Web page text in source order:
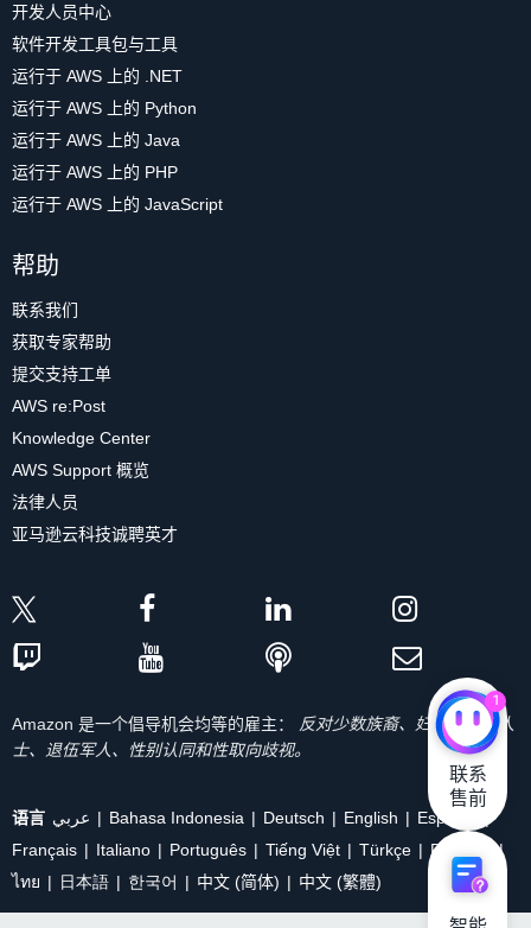
开发人员中心
软件开发工具包与工具
运行于 AWS 上的 .NET
运行于 AWS 上的 Python
运行于 AWS 上的 Java
运行于 AWS 上的 PHP
运行于 AWS 上的 JavaScript
帮助
联系我们
获取专家帮助
提交支持工单
AWS re:Post
Knowledge Center
AWS Support 概览
法律人员
亚马逊云科技诚聘英才
Amazon 是一个倡导机会均等的雇主：
反对少数族裔、妇女、残疾人
士、退伍军人、性别认同和性取向歧视。
语言 عربي Bahasa Indonesia Deutsch English
Español
Français
Italiano Português Tiếng Việt Türkçe
Ρусский
ไทย
日本語 한국어 中文 (简体) 中文 (繁體)
1
联系
售前